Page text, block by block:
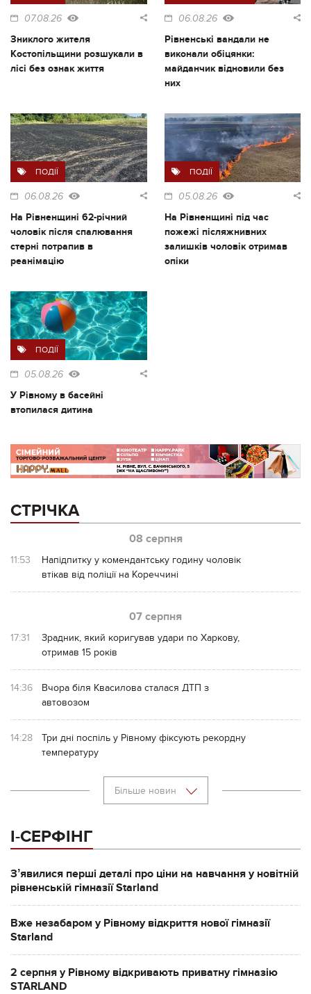
07.08.26
Зниклого жителя
Костопільщини розшукали в
лісі без ознак життя
06.08.26
Рівненські вандали не
виконали обіцянки:
майданчик відновили без
них
ПОДІЇ
06.08.26
На Рівненщині 62-річний
чоловік після спалювання
стерні потрапив в
реанімацію
ПОДІЇ
05.08.26
На Рівненщині під час
пожежі післяжнивних
залишків чоловік отримав
опіки
ПОДІЇ
05.08.26
У Рівному в басейні
втопилася дитина
СТРІЧКА
08 серпня
11:53
Напідпитку у комендантську годину чоловік
втікав від поліції на Кореччині
07 серпня
17:31
Зрадник, який коригував удари по Харкову,
отримав 15 років
14:36
Вчора біля Квасилова сталася ДТП з
автовозом
14:28
Три дні поспіль у Рівному фіксують рекордну
температуру
Більше новин
І-СЕРФІНГ
Зʼявилися перші деталі про ціни на навчання у новітній
рівненській гімназії Starland
Вже незабаром у Рівному відкриття нової гімназії
Starland
2 серпня у Рівному відкривають приватну гімназію
STARLAND